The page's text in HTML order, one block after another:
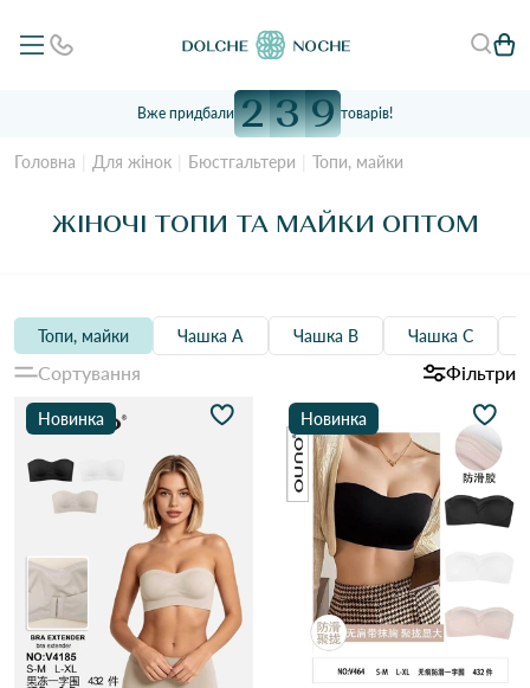
Вже придбали 2 3 9 товарів!
Головна Для жінок Бюстгальтери Топи, майки
ЖІНОЧІ ТОПИ ТА МАЙКИ ОПТОМ
Топи, майки Чашка А Чашка B Чашка C
Сортування Фільтри
Новинка Новинка